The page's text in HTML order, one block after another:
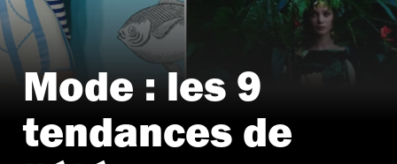
Mode : les 9
tendances de